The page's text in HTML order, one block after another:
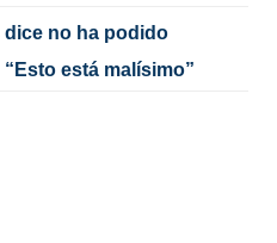
dice no ha podido
está malísimo”